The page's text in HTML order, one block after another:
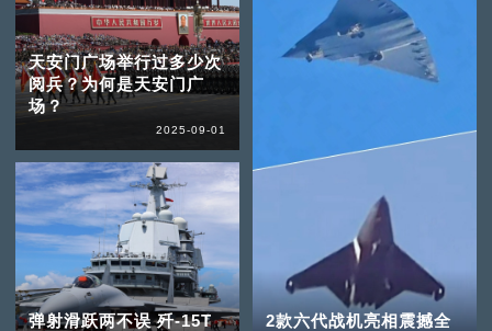
天安门广场举行过多少次
阅兵？为何是天安门广
场？
2025-09-01
弹射滑跃两不误 歼-15T
2款六代战机亮相震撼全